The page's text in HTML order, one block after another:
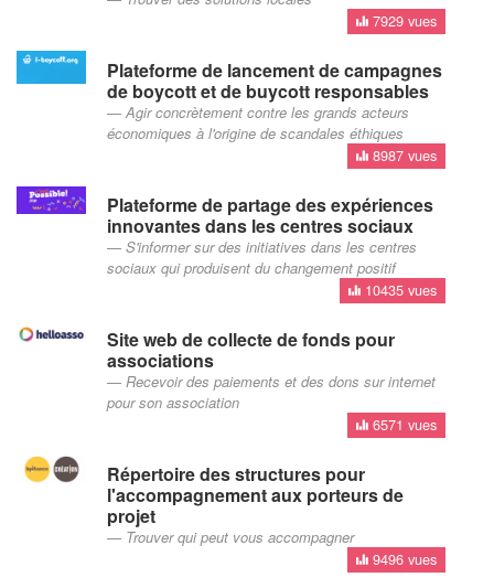
7929 vues
Plateforme de lancement de campagnes
de boycott et de buycott responsables
Agir concrètement contre les grands acteurs
économiques à l'origine de scandales éthiques
8987 vues
Plateforme de partage des expériences
innovantes dans les centres sociaux
S'informer sur des initiatives dans les centres
sociaux qui produisent du changement positif
10435 vues
Site web de collecte de fonds pour
associations
Recevoir des paiements et des dons sur internet
pour son association
6571 vues
Répertoire des structures pour
l'accompagnement aux porteurs de
projet
Trouver qui peut vous accompagner
9496 vues